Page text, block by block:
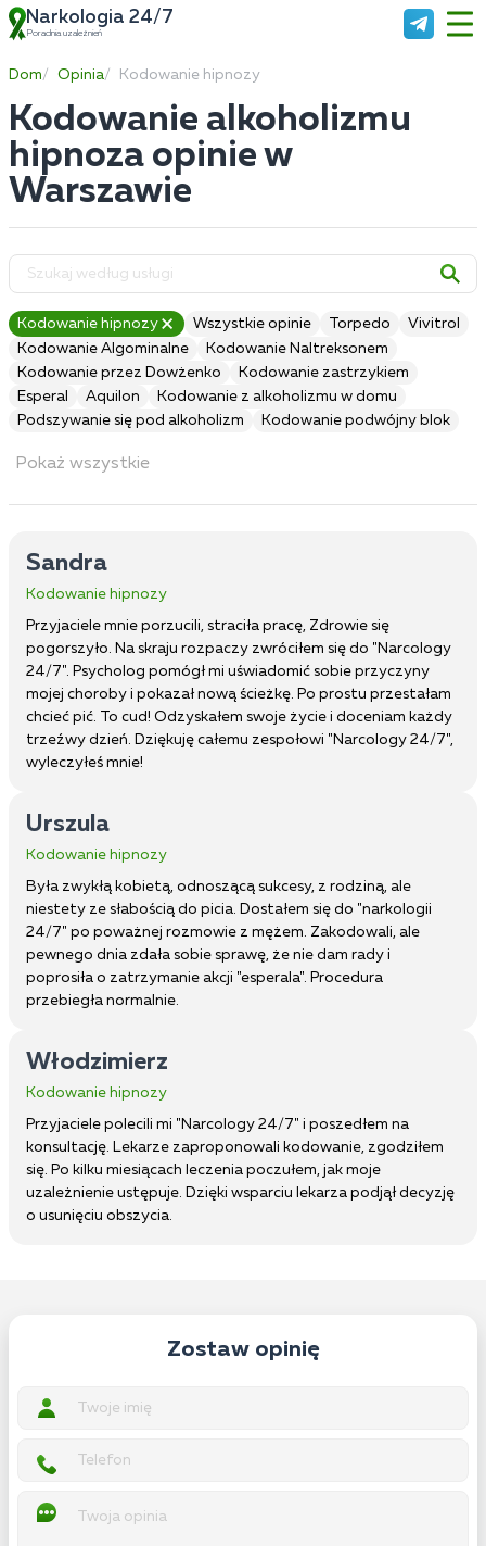
Narkologia 24/7
Poradnia uzależnień
Dom Opinia Kodowanie hipnozy
Kodowanie alkoholizmu
hipnoza opinie w
Warszawie
Kodowanie hipnozy Wszystkie opinie Torpedo
Vivitrol
Kodowanie Algominalne
Kodowanie Naltreksonem
Kodowanie przez Dowżenko
Kodowanie zastrzykiem
Esperal
Aquilon
Kodowanie z alkoholizmu w domu
Podszywanie się pod alkoholizm
Kodowanie podwójny blok
Pokaż wszystkie
Sandra
Kodowanie hipnozy
Przyjaciele mnie porzucili, straciła pracę, Zdrowie się
pogorszyło. Na skraju rozpaczy zwróciłem się do "Narcology
24/7". Psycholog pomógł mi uświadomić sobie przyczyny
mojej choroby i pokazał nową ścieżkę. Po prostu przestałam
chcieć pić. To cud! Odzyskałem swoje życie i doceniam każdy
trzeźwy dzień. Dziękuję całemu zespołowi "Narcology 24/7",
wyleczyłeś mnie!
Urszula
Kodowanie hipnozy
Była zwykłą kobietą, odnoszącą sukcesy, z rodziną, ale
niestety ze słabością do picia. Dostałem się do "narkologii
24/7" po poważnej rozmowie z mężem. Zakodowali, ale
pewnego dnia zdała sobie sprawę, że nie dam rady i
poprosiła o zatrzymanie akcji "esperala". Procedura
przebiegła normalnie.
Włodzimierz
Kodowanie hipnozy
Przyjaciele polecili mi "Narcology 24/7" i poszedłem na
konsultację. Lekarze zaproponowali kodowanie, zgodziłem
się. Po kilku miesiącach leczenia poczułem, jak moje
uzależnienie ustępuje. Dzięki wsparciu lekarza podjął decyzję
o usunięciu obszycia.
Zostaw opinię